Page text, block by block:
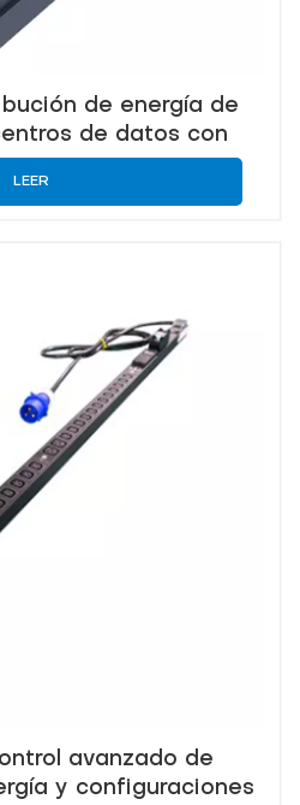
de energía de
de datos con
y eficiencia
LEER
avanzado de
y configuraciones